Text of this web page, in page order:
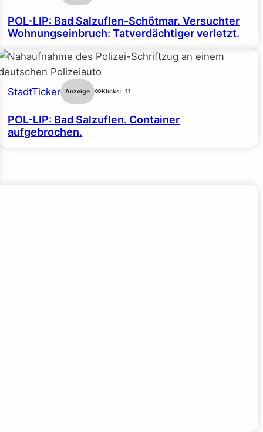
POL-LIP: Bad Salzuflen-Schötmar. Versuchter
Wohnungseinbruch: Tatverdächtiger verletzt.
StadtTicker Anzeige Klicks: 11
POL-LIP: Bad Salzuflen. Container
aufgebrochen.